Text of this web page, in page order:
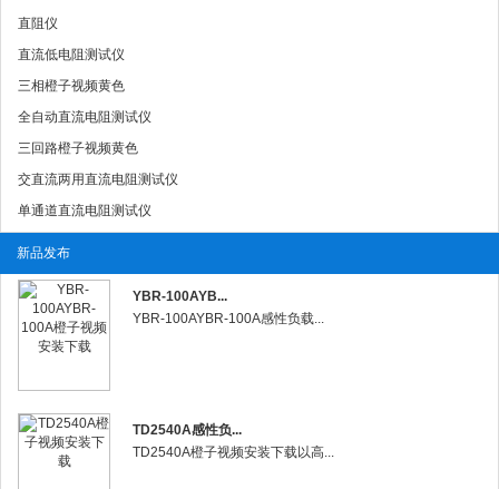
直阻仪
直流低电阻测试仪
三相橙子视频黄色
全自动直流电阻测试仪
三回路橙子视频黄色
交直流两用直流电阻测试仪
单通道直流电阻测试仪
新品发布
YBR-100AYB...
YBR-100AYBR-100A感性负载...
TD2540A感性负...
TD2540A橙子视频安装下载以高...